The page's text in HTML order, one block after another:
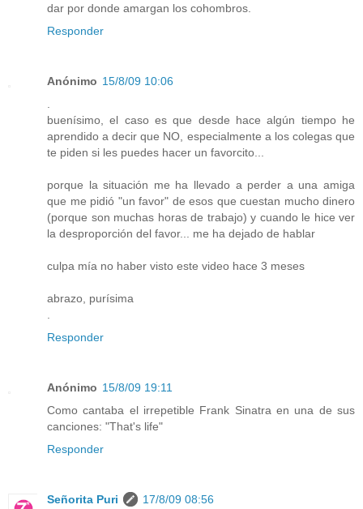
dar por donde amargan los cohombros.
Responder
Anónimo 15/8/09 10:06
.
buenísimo, el caso es que desde hace algún tiempo he
aprendido a decir que NO, especialmente a los colegas que
te piden si les puedes hacer un favorcito...
porque la situación me ha llevado a perder a una amiga
que me pidió "un favor" de esos que cuestan mucho dinero
(porque son muchas horas de trabajo) y cuando le hice ver
la desproporción del favor... me ha dejado de hablar
culpa mía no haber visto este video hace 3 meses
abrazo, purísima
.
Responder
Anónimo 15/8/09 19:11
Como cantaba el irrepetible Frank Sinatra en una de sus
canciones: "That's life"
Responder
Señorita Puri
17/8/09 08:56